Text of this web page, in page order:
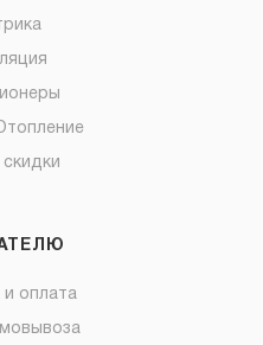
оплата